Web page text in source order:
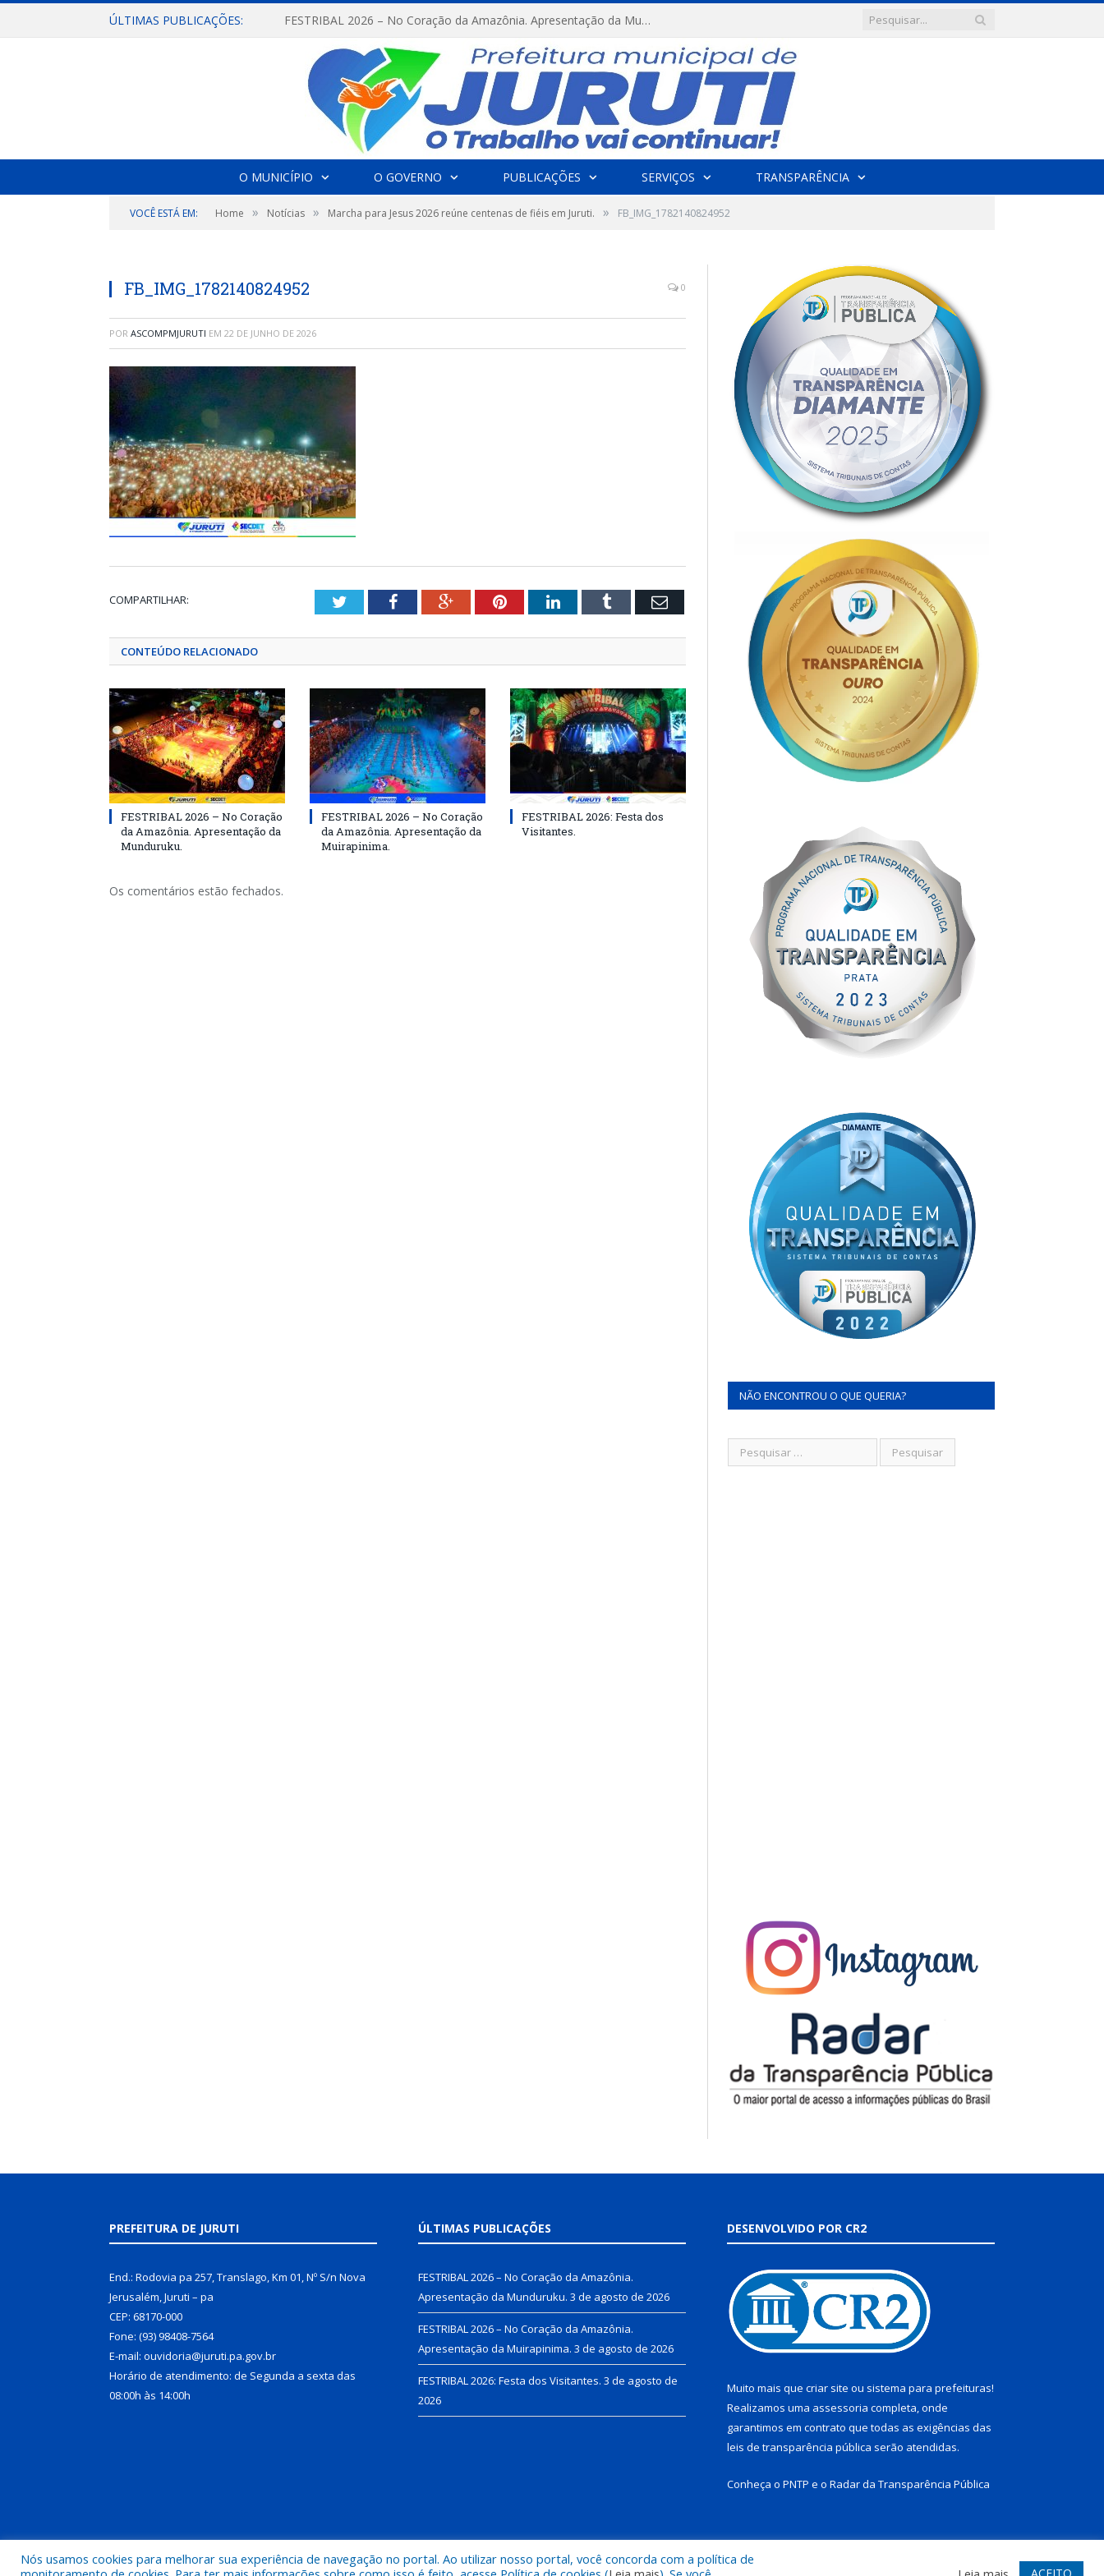
ÚLTIMAS PUBLICAÇÕES: FESTRIBAL 2026 – No Coração da Amazônia. Apresentação da Munduruku.
O MUNICÍPIO O GOVERNO PUBLICAÇÕES SERVIÇOS TRANSPARÊNCIA
VOCÊ ESTÁ EM: Home » Notícias » Marcha para Jesus 2026 reúne centenas de fiéis em Juruti. » FB_IMG_1782140824952
FB_IMG_1782140824952 0
POR ASCOMPMJURUTI EM 22 DE JUNHO DE 2026
COMPARTILHAR: TwitterFacebookGoogle+PinterestLinkedInTumblr Email
CONTEÚDO RELACIONADO
FESTRIBAL 2026 – No Coração
da Amazônia. Apresentação da
Munduruku.
FESTRIBAL 2026 – No Coração
da Amazônia. Apresentação da
Muirapinima.
FESTRIBAL 2026: Festa dos
Visitantes.
Os comentários estão fechados.
NÃO ENCONTROU O QUE QUERIA?
PREFEITURA DE JURUTI
End.: Rodovia pa 257, Translago, Km 01, Nº S/n Nova
Jerusalém, Juruti – pa
CEP: 68170-000
Fone: (93) 98408-7564
E-mail: ouvidoria@juruti.pa.gov.br
Horário de atendimento: de Segunda a sexta das
08:00h às 14:00h
ÚLTIMAS PUBLICAÇÕES
FESTRIBAL 2026 – No Coração da Amazônia.
Apresentação da Munduruku. 3 de agosto de 2026
FESTRIBAL 2026 – No Coração da Amazônia.
Apresentação da Muirapinima. 3 de agosto de 2026
FESTRIBAL 2026: Festa dos Visitantes. 3 de agosto de
2026
DESENVOLVIDO POR CR2
Muito mais que criar site ou sistema para prefeituras!
Realizamos uma assessoria completa, onde
garantimos em contrato que todas as exigências das
leis de transparência pública serão atendidas.
Conheça o PNTP e o Radar da Transparência Pública
Todos os direitos reservados a Prefeitura Municipal de Juruti. Mapa do Site Acessar Webmail
Nós usamos cookies para melhorar sua experiência de navegação no portal. Ao utilizar nosso portal, você concorda com a política de
ACEITO